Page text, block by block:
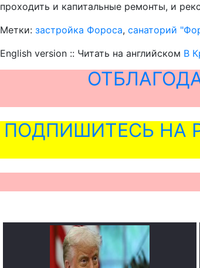
проходить и капитальные ремонты, и
Метки: застройка Фороса, санаторий
English version :: Читать на английском В
ПОДПИШИТЕСЬ НА